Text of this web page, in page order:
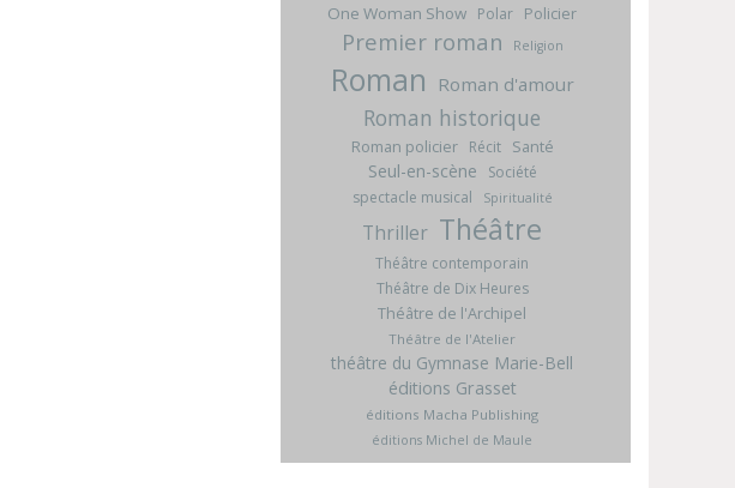
One Woman Show Polar Policier
Premier roman Religion
Roman Roman d'amour
Roman historique
Roman policier Récit Santé
Seul-en-scène
Société
spectacle musical
Spiritualité
Thriller Théâtre
Théâtre contemporain
Théâtre de Dix Heures
Théâtre de l'Archipel
Théâtre de l'Atelier
théâtre du Gymnase Marie-Bell
éditions Grasset
éditions Macha Publishing
éditions Michel de Maule